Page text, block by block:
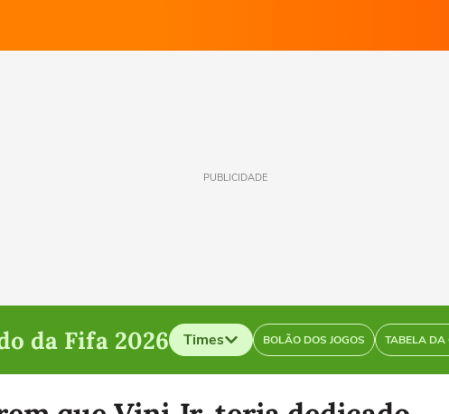
PUBLICIDADE
da Fifa 2026 Times BOLÃO DOS JOGOS TABELA DA